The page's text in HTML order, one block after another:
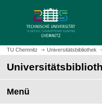
z
m
t
e
i
t
TU Chemnitz Universitätsbibliothek
Menü